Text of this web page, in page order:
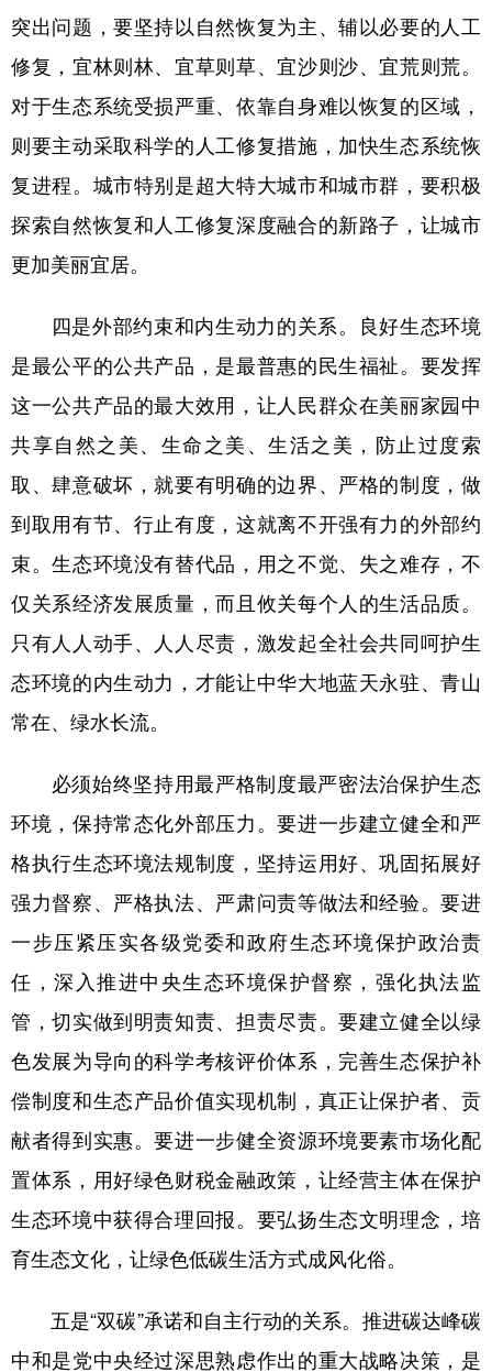
突出问题，要坚持以自然恢复为主、辅以必要的人工
修复，宜林则林、宜草则草、宜沙则沙、宜荒则荒。
对于生态系统受损严重、依靠自身难以恢复的区域，
则要主动采取科学的人工修复措施，加快生态系统恢
复进程。城市特别是超大特大城市和城市群，要积极
探索自然恢复和人工修复深度融合的新路子，让城市
更加美丽宜居。
四是外部约束和内生动力的关系。良好生态环境
是最公平的公共产品，是最普惠的民生福祉。要发挥
这一公共产品的最大效用，让人民群众在美丽家园中
共享自然之美、生命之美、生活之美，防止过度索
取、肆意破坏，就要有明确的边界、严格的制度，做
到取用有节、行止有度，这就离不开强有力的外部约
束。生态环境没有替代品，用之不觉、失之难存，不
仅关系经济发展质量，而且攸关每个人的生活品质。
只有人人动手、人人尽责，激发起全社会共同呵护生
态环境的内生动力，才能让中华大地蓝天永驻、青山
常在、绿水长流。
必须始终坚持用最严格制度最严密法治保护生态
环境，保持常态化外部压力。要进一步建立健全和严
格执行生态环境法规制度，坚持运用好、巩固拓展好
强力督察、严格执法、严肃问责等做法和经验。要进
一步压紧压实各级党委和政府生态环境保护政治责
任，深入推进中央生态环境保护督察，强化执法监
管，切实做到明责知责、担责尽责。要建立健全以绿
色发展为导向的科学考核评价体系，完善生态保护补
偿制度和生态产品价值实现机制，真正让保护者、贡
献者得到实惠。要进一步健全资源环境要素市场化配
置体系，用好绿色财税金融政策，让经营主体在保护
生态环境中获得合理回报。要弘扬生态文明理念，培
育生态文化，让绿色低碳生活方式成风化俗。
五是“双碳”承诺和自主行动的关系。推进碳达峰碳
中和是党中央经过深思熟虑作出的重大战略决策，是